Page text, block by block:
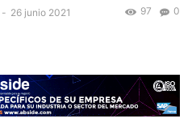
- 26 junio 2021 0
97